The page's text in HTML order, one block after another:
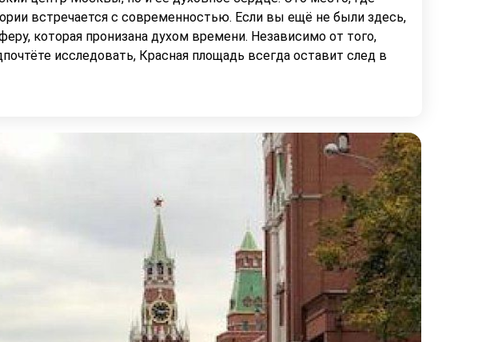
встречается с современностью. Если вы ещё не были здесь,
которая пронизана духом времени. Независимо от того,
исследовать, Красная площадь всегда оставит след в